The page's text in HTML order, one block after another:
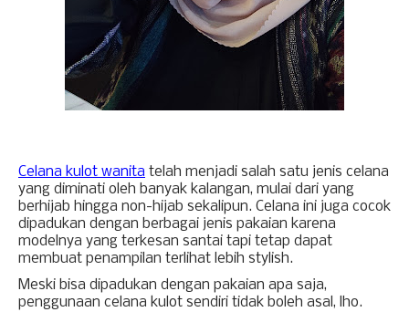
Celana kulot wanita telah menjadi salah satu jenis celana
yang diminati oleh banyak kalangan, mulai dari yang
berhijab hingga non-hijab sekalipun. Celana ini juga cocok
dipadukan dengan berbagai jenis pakaian karena
modelnya yang terkesan santai tapi tetap dapat
membuat penampilan terlihat lebih stylish.
Meski bisa dipadukan dengan pakaian apa saja,
penggunaan celana kulot sendiri tidak boleh asal, lho.